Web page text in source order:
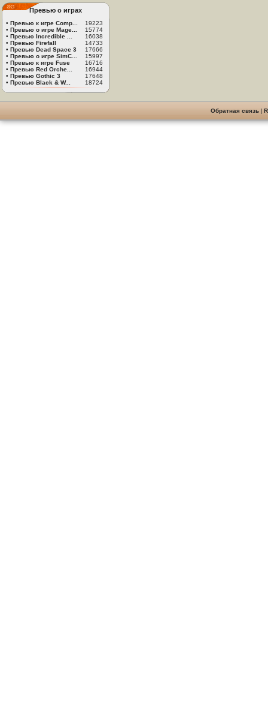
Превью о играх
• Превью к игре Comp...
19223
• Превью о игре Mage...
15774
• Превью Incredible ...
16038
• Превью Firefall
14733
• Превью Dead Space 3
17666
• Превью о игре SimC...
15997
• Превью к игре Fuse
16716
• Превью Red Orche...
16944
• Превью Gothic 3
17648
• Превью Black & W... 18724
Обратная связь